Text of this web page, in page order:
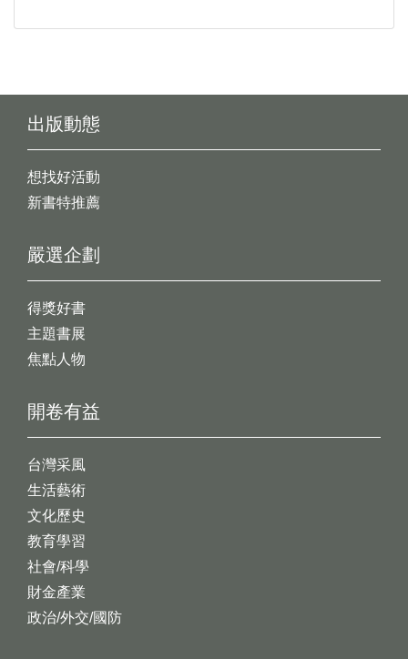
出版動態
想找好活動
新書特推薦
開卷有益
台灣采風
生活藝術
文化歷史
教育學習
社會/科學
財金產業
政治/外交/國防
嚴選企劃
得獎好書
主題書展
焦點人物